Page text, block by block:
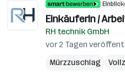
EinkäuferIn /
RH technik GmbH
vor 2 Tagen
Mürzzuschlag